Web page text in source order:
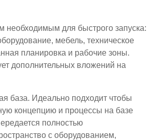
необходимым для быстрого запуска:
мебель, техническое
планировка и рабочие зоны.
дополнительных вложений на
база. Идеально подходит чтобы
концепцию и процессы на базе
полностью
с оборудованием,